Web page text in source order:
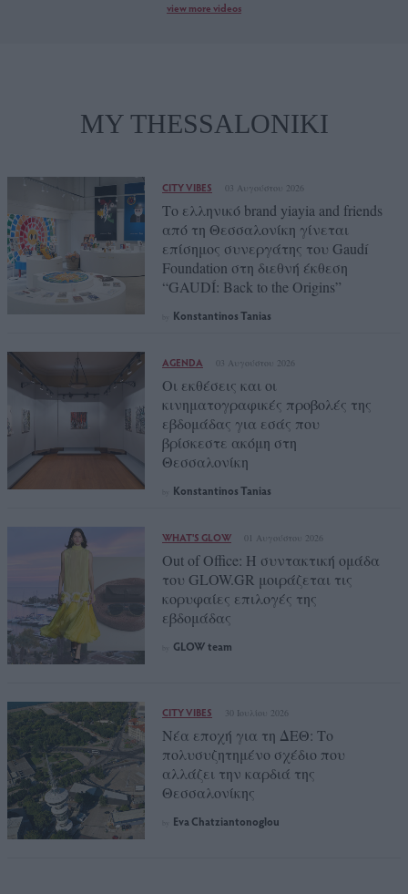
view more videos
MY THESSALONIKI
CITY VIBES 03 Αυγούστου 2026
Το ελληνικό brand yiayia and friends
από τη Θεσσαλονίκη γίνεται
επίσημος συνεργάτης του Gaudí
Foundation στη διεθνή έκθεση
“GAUDÍ: Back to the Origins”
Konstantinos Tanias
AGENDA 03 Αυγούστου 2026
Οι εκθέσεις και οι
κινηματογραφικές προβολές της
εβδομάδας για εσάς που
βρίσκεστε ακόμη στη
Θεσσαλονίκη
Konstantinos Tanias
WHAT'S GLOW 01 Αυγούστου 2026
Out of Office: Η συντακτική ομάδα
του GLOW.GR μοιράζεται τις
κορυφαίες επιλογές της
εβδομάδας
GLOW team
CITY VIBES 30 Ιουλίου 2026
Νέα εποχή για τη ΔΕΘ: Το
πολυσυζητημένο σχέδιο που
αλλάζει την καρδιά της
Θεσσαλονίκης
Eva Chatziantonoglou